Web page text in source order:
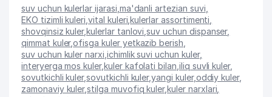
suv uchun kulerlar ijarasi ma'danli artezian suvi
EKO tizimli kuleri ,vital kuleri ,kulerlar assortimenti
shovqinsiz kuler,kulerlar tanlovi ,suv uchun dispanser,
qimmat kuler,ofisga kuler yetkazib berish
suv uchun kuler narxi ichimlik suvi uchun kuler,
interyerga mos kuler,kuler kafolati bilan iliq suvli kuler,
sovutkichli kuler,sovutkichli kuler,yangi kuler,oddiy kuler,
zamonaviy kuler,stilga muvofiq kuler,kuler narxlari